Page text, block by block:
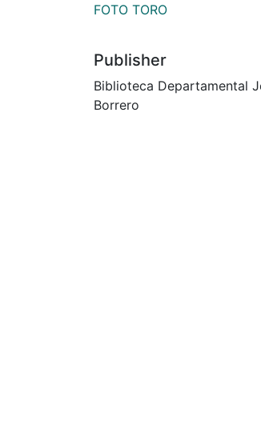
FOTO TORO
Publisher
Biblioteca Departamental
Borrero